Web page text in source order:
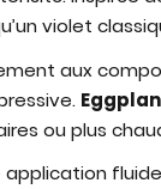
violet
aux
ou plus